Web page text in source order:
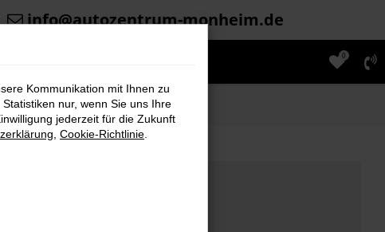
info@autozentrum-monheim.de
0
Kommunikation mit Ihnen zu
nur, wenn Sie uns Ihre
jederzeit für die Zukunft
Cookie-Richtlinie